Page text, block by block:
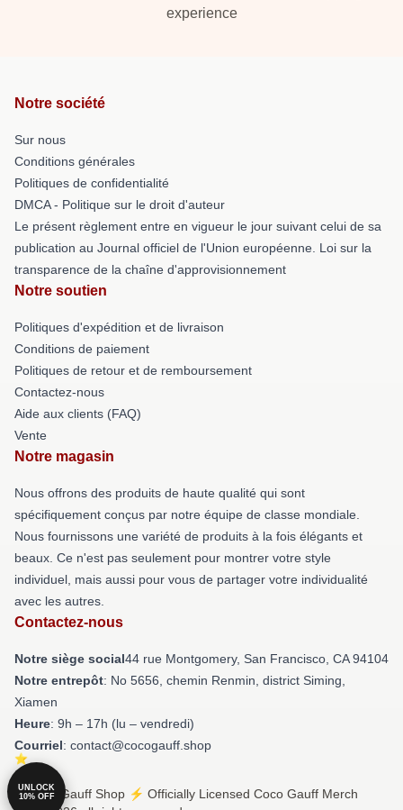
experience
Notre société
Sur nous
Conditions générales
Politiques de confidentialité
DMCA - Politique sur le droit d'auteur
Le présent règlement entre en vigueur le jour suivant celui de sa
publication au Journal officiel de l'Union européenne. Loi sur la
transparence de la chaîne d'approvisionnement
Notre soutien
Politiques d'expédition et de livraison
Conditions de paiement
Politiques de retour et de remboursement
Contactez-nous
Aide aux clients (FAQ)
Vente
Notre magasin
Nous offrons des produits de haute qualité qui sont
spécifiquement conçus par notre équipe de classe mondiale.
Nous fournissons une variété de produits à la fois élégants et
beaux. Ce n'est pas seulement pour montrer votre style
individuel, mais aussi pour vous de partager votre individualité
avec les autres.
Contactez-nous
Notre siège social44 rue Montgomery, San Francisco, CA 94104
Notre entrepôt: No 5656, chemin Renmin, district Siming,
Xiamen
Heure: 9h – 17h (lu – vendredi)
Courriel: contact@cocogauff.shop
© Coco Gauff Shop ⚡️ Officially Licensed Coco Gauff Merch
UNLOCK
10% OFF